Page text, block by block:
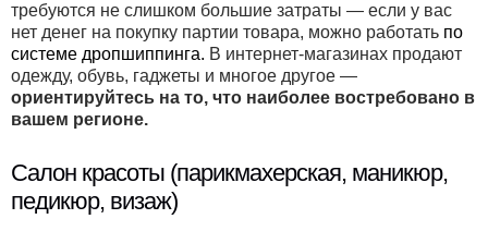
требуются не слишком большие затраты — если у вас
нет денег на покупку партии товара, можно работать по
системе дропшиппинга. В интернет-магазинах продают
одежду, обувь, гаджеты и многое другое —
ориентируйтесь на то, что наиболее востребовано в
вашем регионе.
Салон красоты (парикмахерская, маникюр,
педикюр, визаж)